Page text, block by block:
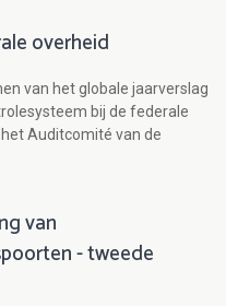
overheid
van het globale jaarverslag
bij de federale
Auditcomité van de
van
- tweede